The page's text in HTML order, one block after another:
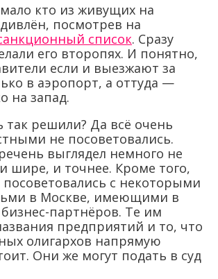
кто из живущих на
посмотрев на
список. Сразу
его второпях. И понятно,
если и выезжают за
в аэропорт, а оттуда —
на запад.
так решили? Да всё очень
не посоветовались.
выглядел немного не
шире, и точнее. Кроме того,
с некоторыми
в Москве, имеющими в
партнёров. Те им
предприятий и то, что
олигархов напрямую
Они же могут подать в суд